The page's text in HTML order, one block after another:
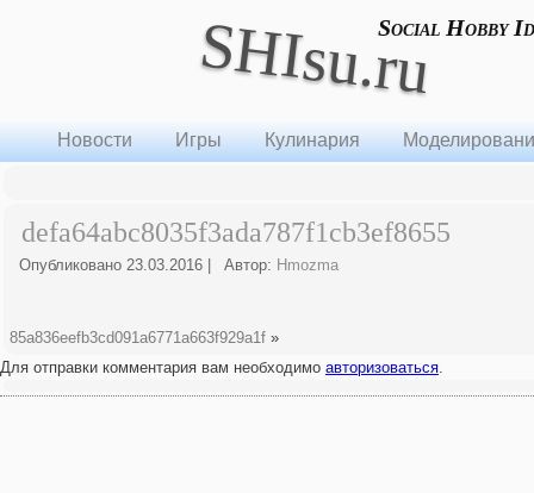
SHIsu.ruSocial Hobby
Новости Игры Кулинария
defa64abc8035f3ada787f1cb3ef8655
Опубликовано 23.03.2016 Автор: Hmozma
85a836eefb3cd091a6771a663f929a1f »
Для отправки комментария вам необходимо авторизоваться.